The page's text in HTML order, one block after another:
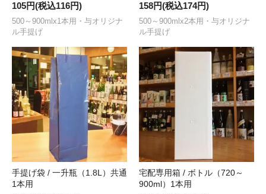
105円(税込116円)
500～900mlx1本用・与オリジナ
ル手提げ
158円(税込174円)
500～900mlx2本用・与オリジナ
ル手提げ
手提げ袋 / 一升瓶（1.8L）共通
1本用
宅配専用箱 / ボトル（720～
900ml）1本用